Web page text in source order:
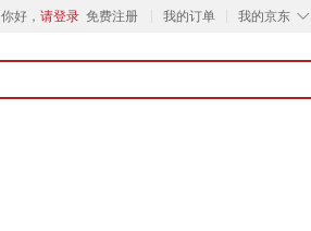
你好， 请登录 免费注册 我的订单 ◇
我的京东